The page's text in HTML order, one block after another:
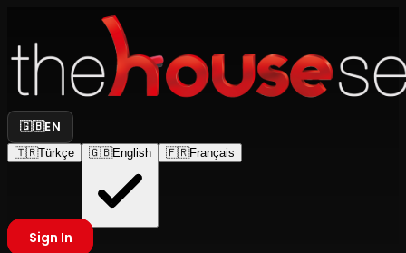
🇬🇧EN
🇹🇷Türkçe 🇬🇧English 🇫🇷Français
Sign In